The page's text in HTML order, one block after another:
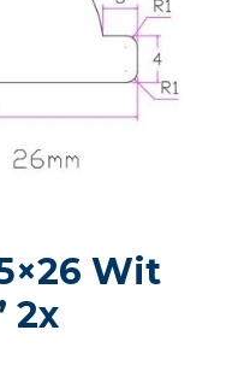
Wit
2x